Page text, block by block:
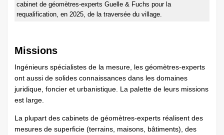
cabinet de géomètres-experts Guelle & Fuchs pour la
requalification, en 2025, de la traversée du village.
Missions
Ingénieurs spécialistes de la mesure, les géomètres-experts
ont aussi de solides connaissances dans les domaines
juridique, foncier et urbanistique. La palette de leurs missions
est large.
La plupart des cabinets de géomètres-experts réalisent des
mesures de superficie (terrains, maisons, bâtiments), des